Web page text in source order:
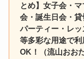
とめ】女子会・マ
会・誕生日会・貸
パーティー・レッ
等多彩な用途で利
OK！（流山おお